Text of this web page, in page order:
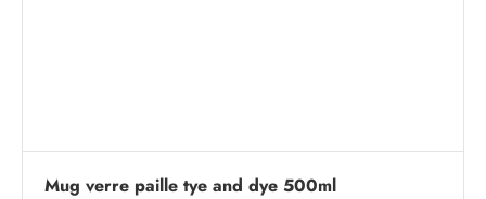
Mug verre paille tye and dye 500ml